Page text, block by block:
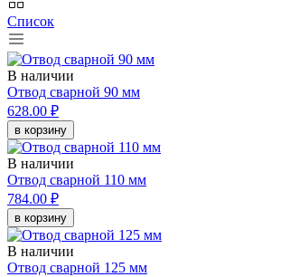
Список
В наличии
Отвод сварной 90 мм
628.00 ₽
в корзину
В наличии
Отвод сварной 110 мм
784.00 ₽
в корзину
В наличии
Отвод сварной 125 мм